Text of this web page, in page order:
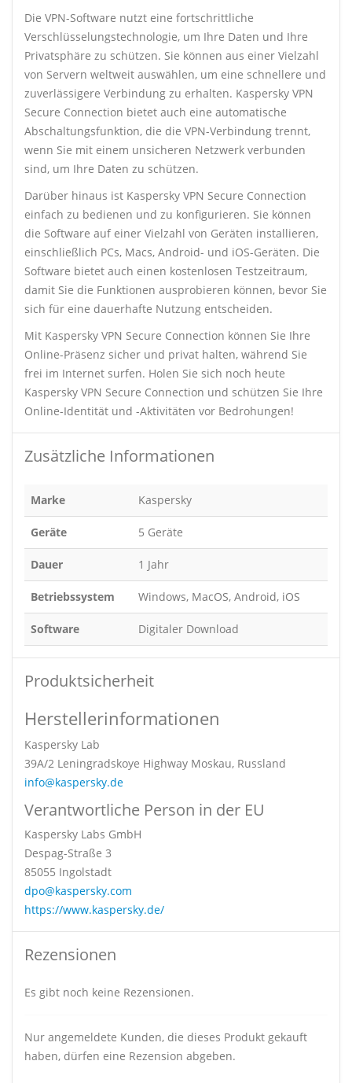
Die VPN-Software nutzt eine fortschrittliche
Verschlüsselungstechnologie, um Ihre Daten und Ihre
Privatsphäre zu schützen. Sie können aus einer Vielzahl
von Servern weltweit auswählen, um eine schnellere und
zuverlässigere Verbindung zu erhalten. Kaspersky VPN
Secure Connection bietet auch eine automatische
Abschaltungsfunktion, die die VPN-Verbindung trennt,
wenn Sie mit einem unsicheren Netzwerk verbunden
sind, um Ihre Daten zu schützen.
Darüber hinaus ist Kaspersky VPN Secure Connection
einfach zu bedienen und zu konfigurieren. Sie können
die Software auf einer Vielzahl von Geräten installieren,
einschließlich PCs, Macs, Android- und iOS-Geräten. Die
Software bietet auch einen kostenlosen Testzeitraum,
damit Sie die Funktionen ausprobieren können, bevor Sie
sich für eine dauerhafte Nutzung entscheiden.
Mit Kaspersky VPN Secure Connection können Sie Ihre
Online-Präsenz sicher und privat halten, während Sie
frei im Internet surfen. Holen Sie sich noch heute
Kaspersky VPN Secure Connection und schützen Sie Ihre
Online-Identität und -Aktivitäten vor Bedrohungen!
Zusätzliche Informationen
Marke Kaspersky
Geräte 5 Geräte
Dauer 1 Jahr
Betriebssystem Windows, MacOS, Android, iOS
Software Digitaler Download
Produktsicherheit
Herstellerinformationen
Kaspersky Lab
39A/2 Leningradskoye Highway Moskau, Russland
info@kaspersky.de
Verantwortliche Person in der EU
Kaspersky Labs GmbH
Despag-Straße 3
85055 Ingolstadt
dpo@kaspersky.com
https://www.kaspersky.de/
Rezensionen
Es gibt noch keine Rezensionen.
Nur angemeldete Kunden, die dieses Produkt gekauft
haben, dürfen eine Rezension abgeben.